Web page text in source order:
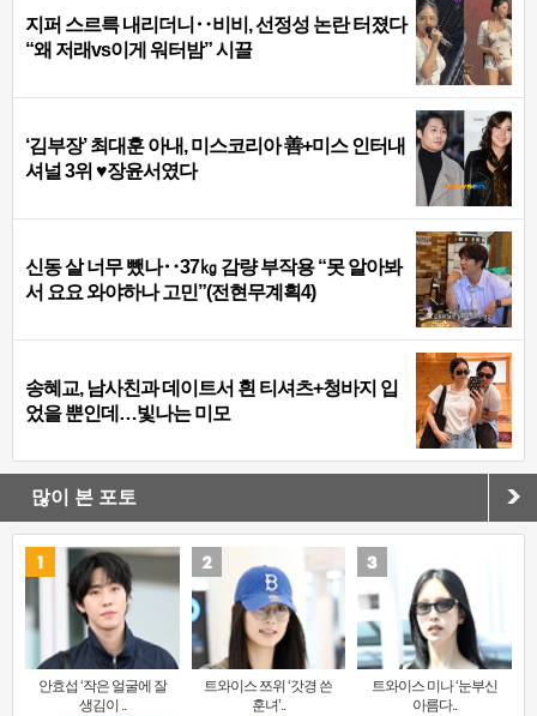
지퍼 스르륵 내리더니‥비비, 선정성 논란 터졌다
“왜 저래vs이게 워터밤” 시끌
‘김부장’ 최대훈 아내, 미스코리아 善+미스 인터내
셔널 3위 ♥장윤서였다
신동 살 너무 뺐나‥37㎏ 감량 부작용 “못 알아봐
서 요요 와야하나 고민”(전현무계획4)
송혜교, 남사친과 데이트서 흰 티셔츠+청바지 입
었을 뿐인데…빛나는 미모
많이 본 포토
안효섭 ‘작은 얼굴에 잘
생김이 ..
트와이스 쯔위 ‘갓경 쓴
훈녀’..
트와이스 미나 ‘눈부신
아름다..